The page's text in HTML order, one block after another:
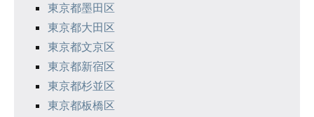
東京都墨田区
東京都大田区
東京都文京区
東京都新宿区
東京都杉並区
東京都板橋区